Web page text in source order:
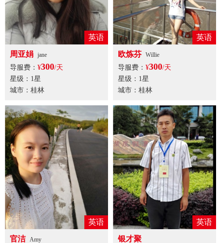
英语
周亚娟 jane
导服费： ¥300/天
星级：1星
城市：桂林
英语
欧炼芬 Willie
导服费： ¥300/天
星级：1星
城市：桂林
英语
官洁 Amy
英语
银才聚